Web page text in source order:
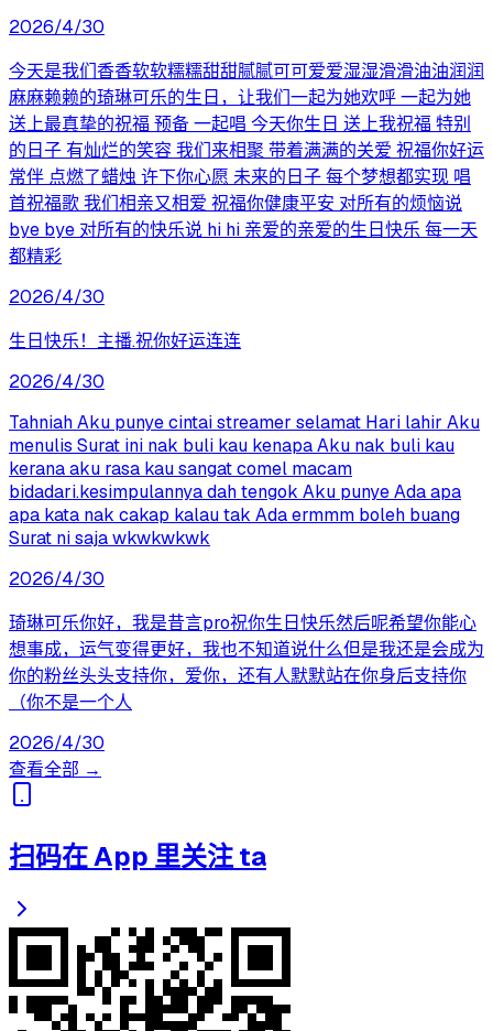
2026/4/30
今天是我们香香软软糯糯甜甜腻腻可可爱爱湿湿滑滑油油润润
麻麻赖赖的琦琳可乐的生日，让我们一起为她欢呼 一起为她
送上最真挚的祝福 预备 一起唱 今天你生日 送上我祝福 特别
的日子 有灿烂的笑容 我们来相聚 带着满满的关爱 祝福你好运
常伴 点燃了蜡烛 许下你心愿 未来的日子 每个梦想都实现 唱
首祝福歌 我们相亲又相爱 祝福你健康平安 对所有的烦恼说
bye bye 对所有的快乐说 hi hi 亲爱的亲爱的生日快乐 每一天
都精彩
2026/4/30
生日快乐！主播.祝你好运连连
2026/4/30
Tahniah Aku punye cintai streamer selamat Hari lahir Aku
menulis Surat ini nak buli kau kenapa Aku nak buli kau
kerana aku rasa kau sangat comel macam
bidadari.kesimpulannya dah tengok Aku punye Ada apa
apa kata nak cakap kalau tak Ada ermmm boleh buang
Surat ni saja wkwkwkwk
2026/4/30
琦琳可乐你好，我是昔言pro祝你生日快乐然后呢希望你能心
想事成，运气变得更好，我也不知道说什么但是我还是会成为
你的粉丝头头支持你，爱你，还有人默默站在你身后支持你
（你不是一个人
2026/4/30
查看全部 →
扫码在 App 里关注 ta